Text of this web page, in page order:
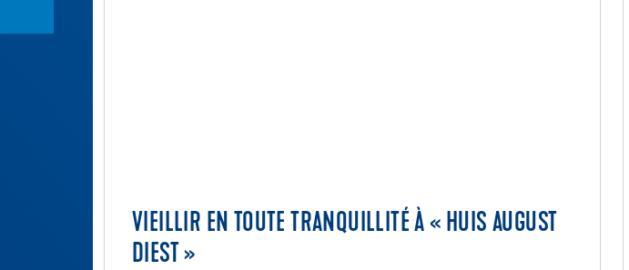
VIEILLIR EN TOUTE TRANQUILLITÉ À « HUIS AUGUST
DIEST »